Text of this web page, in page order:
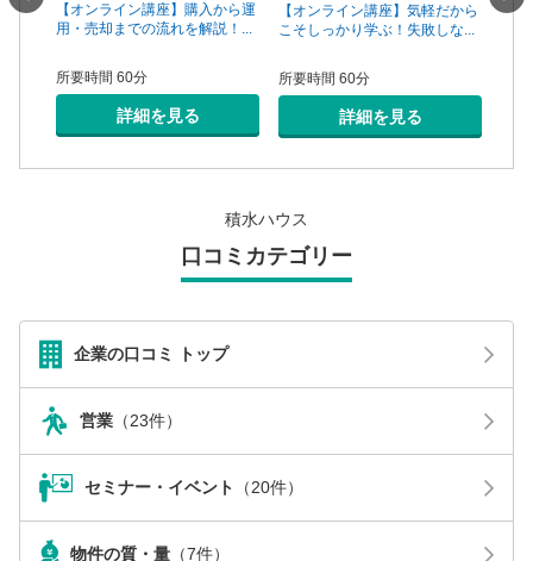
手は
【オンライン講座】購入から運
用・売却までの流れを解説！...
所要時間 60分
詳細を見る
【オンライン講座】気軽だから
こそしっかり学ぶ！失敗しな...
所要時間 60分
詳細を見る
【オ
積水ハウス
口コミカテゴリー
企業の口コミ トップ
営業 （23件）
セミナー・イベント （20件）
物件の質・量 （7件）